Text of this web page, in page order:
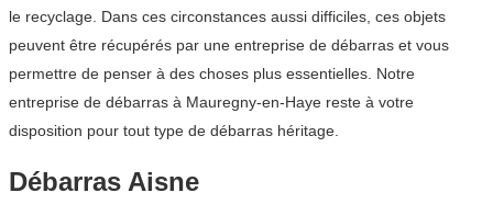
le recyclage. Dans ces circonstances aussi difficiles, ces objets
peuvent être récupérés par une entreprise de débarras et vous
permettre de penser à des choses plus essentielles. Notre
entreprise de débarras à Mauregny-en-Haye reste à votre
disposition pour tout type de débarras héritage.
Débarras Aisne